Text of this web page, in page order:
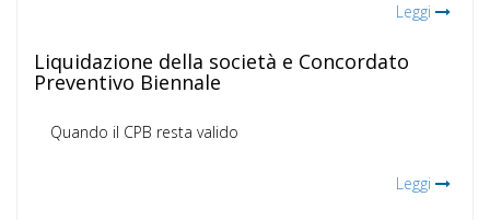
Leggi
Liquidazione della società e Concordato
Preventivo Biennale
Quando il CPB resta valido
Leggi